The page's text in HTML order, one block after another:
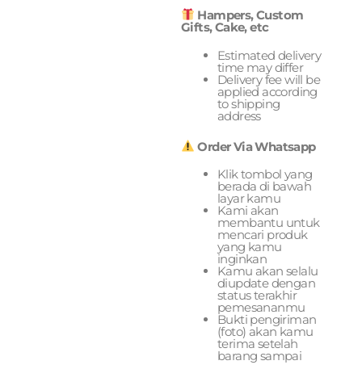
Hampers, Custom
Gifts, Cake, etc
Estimated delivery
time may differ
Delivery fee will be
applied according
to shipping
address
Order Via Whatsapp
Klik tombol yang
berada di bawah
layar kamu
Kami akan
membantu untuk
mencari produk
yang kamu
inginkan
Kamu akan selalu
diupdate dengan
status terakhir
pemesananmu
Bukti pengiriman
(foto) akan kamu
terima setelah
barang sampai